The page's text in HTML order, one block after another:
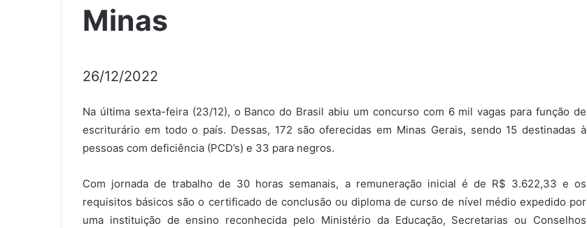
Minas
26/12/2022
Na última sexta-feira (23/12), o Banco do Brasil abiu um concurso com 6 mil vagas para função de
escriturário em todo o país. Dessas, 172 são oferecidas em Minas Gerais, sendo 15 destinadas à
pessoas com deficiência (PCD’s) e 33 para negros.
Com jornada de trabalho de 30 horas semanais, a remuneração inicial é de R$ 3.622,33 e os
requisitos básicos são o certificado de conclusão ou diploma de curso de nível médio expedido por
uma instituição de ensino reconhecida pelo Ministério da Educação, Secretarias ou Conselhos